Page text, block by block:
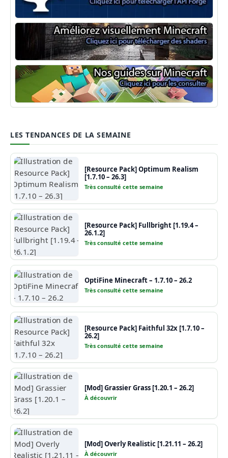
Minecraft Forge
Shaders Minecraft
Guide Minecraft
LES TENDANCES DE LA SEMAINE
[Resource Pack] Optimum Realism
[1.7.10 – 26.3]
Très consulté cette semaine
[Resource Pack] Fullbright [1.19.4 –
26.1.2]
Très consulté cette semaine
OptiFine Minecraft – 1.7.10 – 26.2
Très consulté cette semaine
[Resource Pack] Faithful 32x [1.7.10 –
26.2]
Très consulté cette semaine
[Mod] Grassier Grass [1.20.1 – 26.2]
À découvrir
[Mod] Overly Realistic [1.21.11 – 26.2]
À découvrir